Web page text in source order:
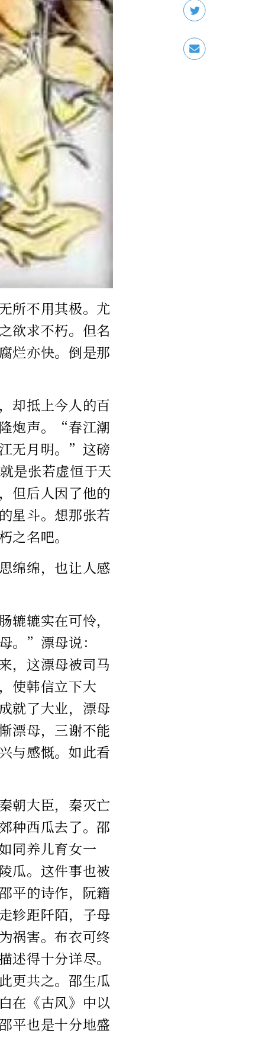
所不用其极。尤
欲求不朽。但名
烂亦快。倒是那
却抵上今人的百
炮声。“春江潮
无月明。”这磅
是张若虚恒于天
但后人因了他的
星斗。想那张若
名吧。
绵绵，也让人感
辘实在可怜，
。”漂母说：
，这漂母被司马
使韩信立下大
就了大业，漂母
漂母，三谢不能
与感慨。如此看
朝大臣，秦灭亡
种西瓜去了。邵
同养儿育女一
瓜。这件事也被
平的诗作，阮籍
轸距阡陌，子母
祸害。布衣可终
得十分详尽。
更共之。邵生瓜
在《古风》中以
平也是十分地盛